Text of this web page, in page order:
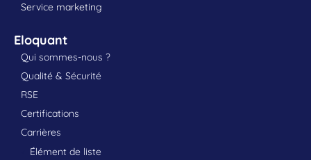
Service marketing
Eloquant
Qui sommes-nous ?
Qualité & Sécurité
RSE
Certifications
Carrières
Élément de liste